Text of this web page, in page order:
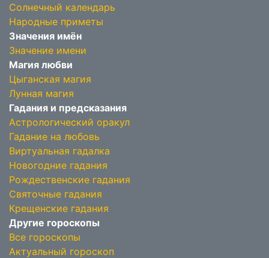
Солнечный календарь
Народные приметы
Значения имён
Значение имени
Магия любви
Цыганская магия
Лунная магия
Гадания и предсказания
Астрологический оракул
Гадание на любовь
Виртуальная гадалка
Новогодние гадания
Рождественские гадания
Святочные гадания
Крещенские гадания
Другие гороскопы
Все гороскопы
Актуальный гороскоп